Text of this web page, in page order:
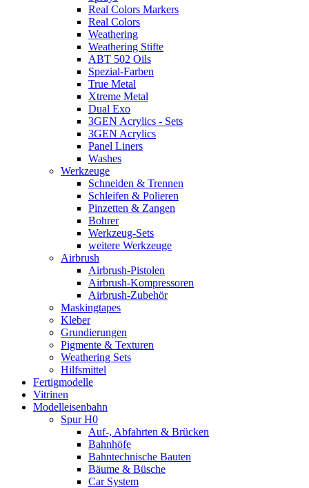
Real Colors Markers
Real Colors
Weathering
Weathering Stifte
ABT 502 Oils
Spezial-Farben
True Metal
Xtreme Metal
Dual Exo
3GEN Acrylics - Sets
3GEN Acrylics
Panel Liners
Washes
Werkzeuge
Schneiden & Trennen
Schleifen & Polieren
Pinzetten & Zangen
Bohrer
Werkzeug-Sets
weitere Werkzeuge
Airbrush
Airbrush-Pistolen
Airbrush-Kompressoren
Airbrush-Zubehör
Maskingtapes
Kleber
Grundierungen
Pigmente & Texturen
Weathering Sets
Hilfsmittel
Fertigmodelle
Vitrinen
Modelleisenbahn
Spur H0
Auf-, Abfahrten & Brücken
Bahnhöfe
Bahntechnische Bauten
Bäume & Büsche
Car System